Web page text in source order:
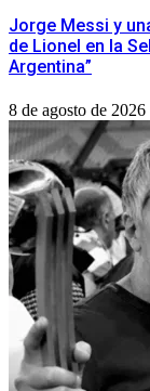
Jorge Messi y
de Lionel en la
Argentina”
8 de agosto de 2026